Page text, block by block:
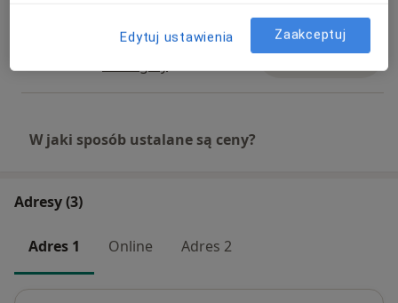
Leczenie trądziku różowatego
Umów wizytę
W jaki sposób ustalane są ceny?
Adresy (3)
Adres 1 Online Adres 2
Edytuj ustawienia Zaakceptuj